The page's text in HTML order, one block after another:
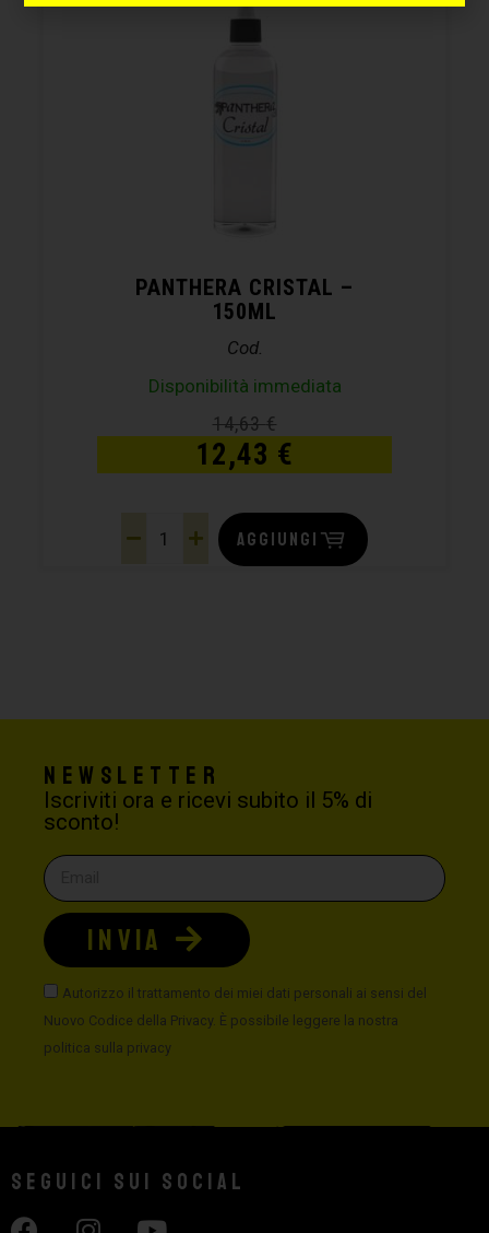
PANTHERA CRISTAL –
150ML
Cod.
Disponibilità immediata
14,63€
12,43 €
AGGIUNGI
Newsletter
Iscriviti ora e ricevi subito il 5% di
sconto!
Autorizzo il trattamento dei miei dati personali ai sensi del
Nuovo Codice della Privacy. È possibile leggere la nostra
politica sulla privacy
INVIA
Seguici sui social